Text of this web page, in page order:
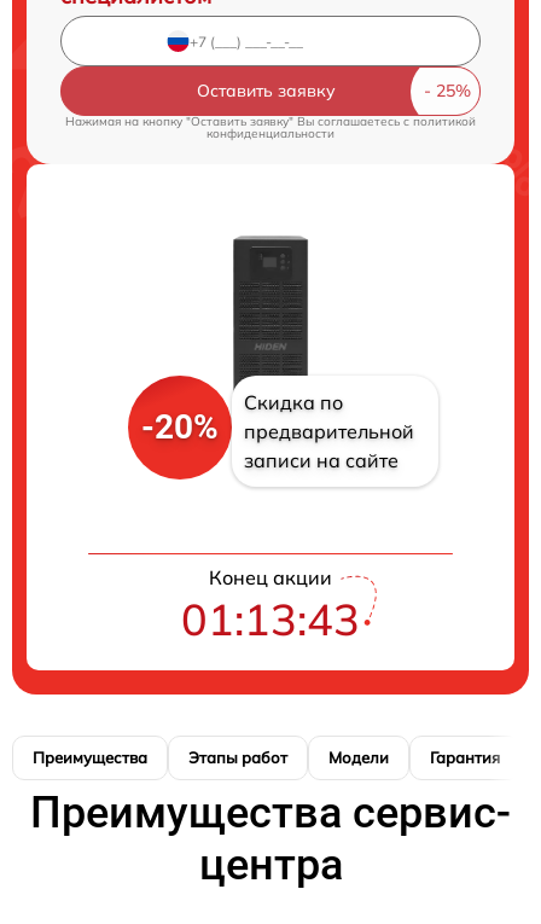
Оставить заявку
Нажимая на кнопку "Оставить заявку" Вы соглашаетесь c политикой
конфиденциальности
-20%
Скидка по
предварительной
записи на сайте
Конец акции
01:13:42
Преимущества Этапы работ Модели Гарантия
Преимущества сервис-
центра